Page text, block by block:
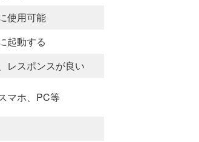
使用可能
起動する
レスポンスが良い
マホ、PC等